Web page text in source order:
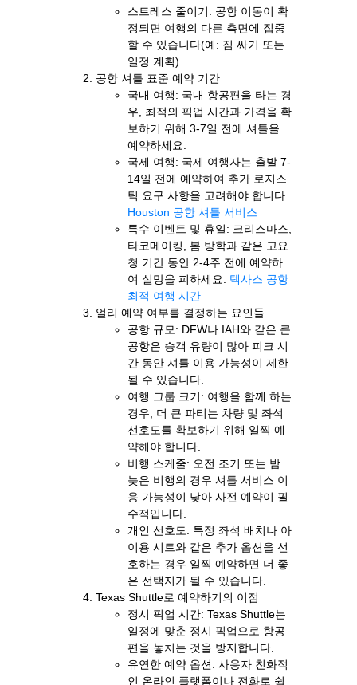
스트레스 줄이기: 공항 이동이 확
정되면 여행의 다른 측면에 집중
할 수 있습니다(예: 짐 싸기 또는
일정 계획).
공항 셔틀 표준 예약 기간
국내 여행: 국내 항공편을 타는 경
우, 최적의 픽업 시간과 가격을 확
보하기 위해 3-7일 전에 셔틀을
예약하세요.
국제 여행: 국제 여행자는 출발 7-
14일 전에 예약하여 추가 로지스
틱 요구 사항을 고려해야 합니다.
Houston 공항 셔틀 서비스
특수 이벤트 및 휴일: 크리스마스,
타코메이킹, 봄 방학과 같은 고요
청 기간 동안 2-4주 전에 예약하
여 실망을 피하세요. 텍사스 공항
최적 여행 시간
얼리 예약 여부를 결정하는 요인들
공항 규모: DFW나 IAH와 같은 큰
공항은 승객 유량이 많아 피크 시
간 동안 셔틀 이용 가능성이 제한
될 수 있습니다.
여행 그룹 크기: 여행을 함께 하는
경우, 더 큰 파티는 차량 및 좌석
선호도를 확보하기 위해 일찍 예
약해야 합니다.
비행 스케줄: 오전 조기 또는 밤
늦은 비행의 경우 셔틀 서비스 이
용 가능성이 낮아 사전 예약이 필
수적입니다.
개인 선호도: 특정 좌석 배치나 아
이용 시트와 같은 추가 옵션을 선
호하는 경우 일찍 예약하면 더 좋
은 선택지가 될 수 있습니다.
Texas Shuttle로 예약하기의 이점
정시 픽업 시간: Texas Shuttle는
일정에 맞춘 정시 픽업으로 항공
편을 놓치는 것을 방지합니다.
유연한 예약 옵션: 사용자 친화적
인 온라인 플랫폼이나 전화로 쉽